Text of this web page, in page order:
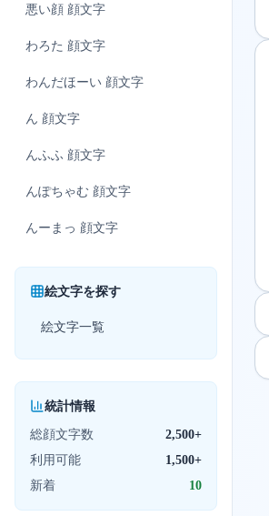
悪い顔 顔文字
わろた 顔文字
わんだほーい 顔文字
ん 顔文字
んふふ 顔文字
んぽちゃむ 顔文字
んーまっ 顔文字
絵文字を探す
絵文字一覧
統計情報
総顔文字数
2,500+
利用可能
1,500+
新着
10